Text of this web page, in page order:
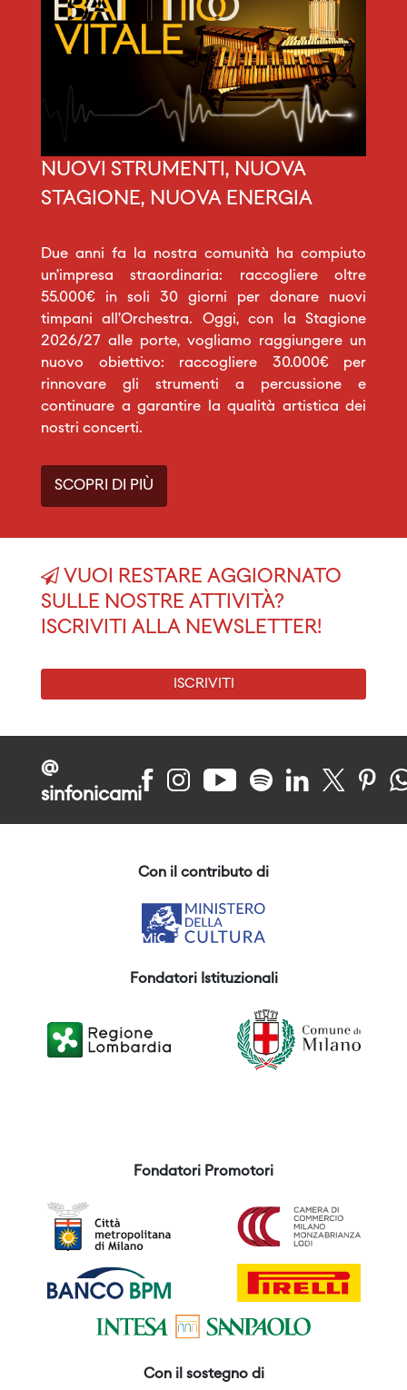
NUOVI STRUMENTI, NUOVA
STAGIONE, NUOVA ENERGIA
Due anni fa la nostra comunità ha compiuto
un’impresa straordinaria: raccogliere oltre
55.000€ in soli 30 giorni per donare nuovi
timpani all’Orchestra. Oggi, con la Stagione
2026/27 alle porte, vogliamo raggiungere un
nuovo obiettivo: raccogliere 30.000€ per
rinnovare gli strumenti a percussione e
continuare a garantire la qualità artistica dei
nostri concerti.
SCOPRI DI PIÙ
VUOI RESTARE AGGIORNATO
SULLE NOSTRE ATTIVITÀ?
ISCRIVITI ALLA NEWSLETTER!
ISCRIVITI
@
sinfonicami
Con il contributo di
Fondatori Istituzionali
Fondatori Promotori
Con il sostegno di